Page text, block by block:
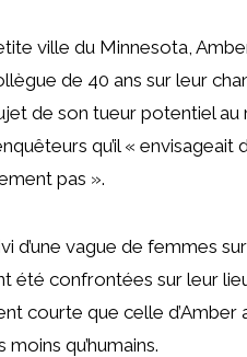
ville du Minnesota,
de 40 ans sur leur
de son tueur potentiel au
qu’il «
pas ».
d’une vague de femmes
été confrontées sur leur
courte que celle d’Amber
qu’humains.